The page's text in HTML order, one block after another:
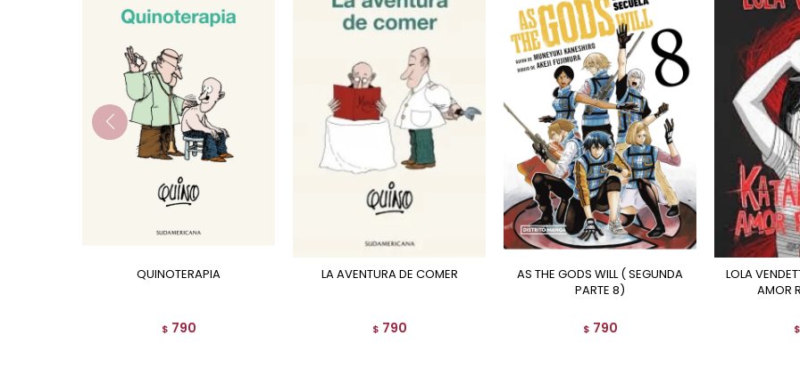
QUINOTERAPIA
$ 790
LA AVENTURA DE COMER
$ 790
AS THE GODS WILL ( SEGUNDA
PARTE 8)
$ 790
LOLA VENDETTA. KATANAZO AL
AMOR
$